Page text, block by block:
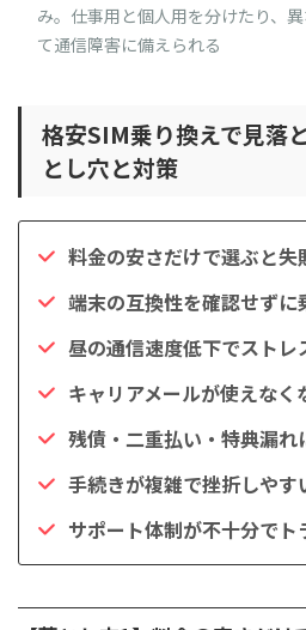
み。仕事用と個人用を分けたり、
て通信障害に備えられる
格安SIM乗り換えで見落
とし穴と対策
料金の安さだけで選ぶと失
端末の互換性を確認せずに
昼の通信速度低下でストレ
キャリアメールが使えなく
残債・二重払い・特典漏
手続きが複雑で挫折しやす
サポート体制が不十分でト